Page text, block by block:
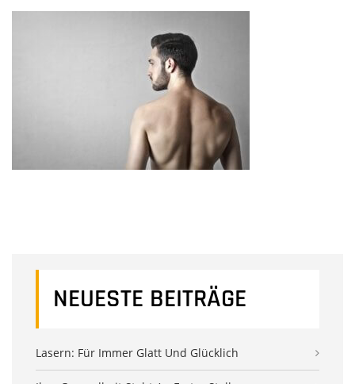
NEUESTE BEITRÄGE
Lasern: Für Immer Glatt Und Glücklich